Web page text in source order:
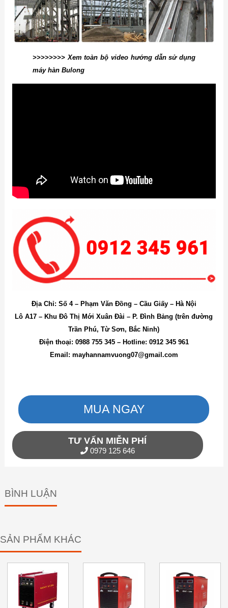
>>>>>>>> Xem toàn bộ video hướng dẫn sử dụng
máy hàn Bulong
Địa Chỉ: Số 4 – Phạm Văn Đồng – Cầu Giấy – Hà Nội
Lô A17 – Khu Đô Thị Mới Xuân Đài – P. Đình Bảng (trên đường
Trần Phú, Từ Sơn, Bắc Ninh)
Điện thoại: 0988 755 345 – Hotline: 0912 345 961
Email: mayhannamvuong07@gmail.com
MUA NGAY
TƯ VẤN MIỄN PHÍ
0979 125 646
BÌNH LUẬN
SẢN PHẨM KHÁC